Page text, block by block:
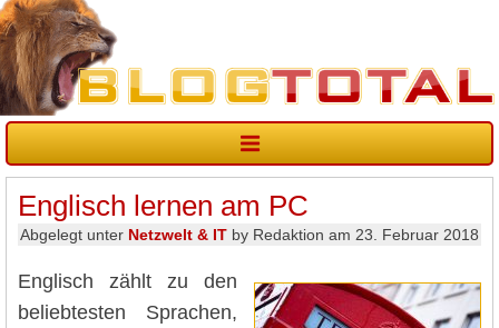
Englisch lernen am PC
Abgelegt unter Netzwelt & IT by Redaktion am 23. Februar 2018
Englisch zählt zu den
beliebtesten Sprachen,